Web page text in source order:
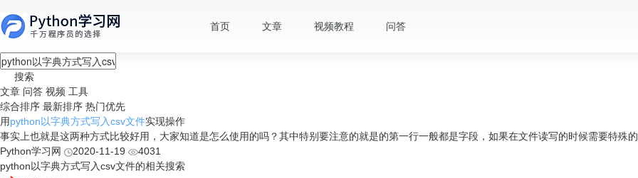
首页 文章 视频教程 问答
搜索
文章 问答 视频 工具
综合排序 最新排序 热门优先
用python以字典方式写入csv文件实现操作
事实上也就是这两种方式比较好用，大家知道是怎么使用的吗？其中特别要注意的就是的第一行一般都是字段，如果在文件读写的时候需要特殊
Python学习网
2020-11-19
4031
python以字典方式写入csv文件的相关搜索